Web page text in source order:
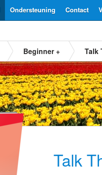
Contact
Ondersteuning
Beginner + Talk
Talk